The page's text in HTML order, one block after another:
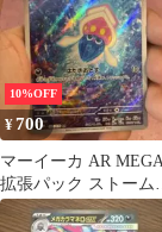
10%OFF
¥700
マーイーカ AR MEGA
拡張パック ストームエ
メラルダ キラ 085/076